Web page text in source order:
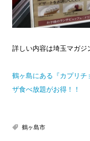
詳しい内容は埼玉マガジ
鶴ヶ島にある『カプリ
ザ食べ放題がお得！！
鶴ヶ島市